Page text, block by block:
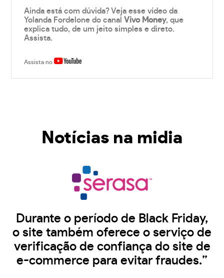
Ainda está com dúvida? Veja esse vídeo da
Yolanda Fordelone do canalVivo Money, que
explica tudo, de um jeito simples e direto.
Assista.
Assista no
Notícias na midia
Durante o período de Black Friday,
o site também oferece o serviço de
verificação de confiança do site de
e-commerce para evitar fraudes.”